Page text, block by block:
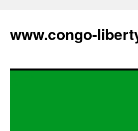
contenu
www.congo-